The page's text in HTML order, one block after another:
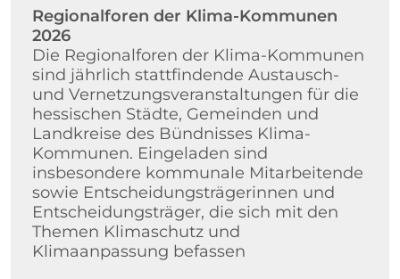
Regionalforen der Klima-Kommunen
2026
Die Regionalforen der Klima-Kommunen
sind jährlich stattfindende Austausch-
und Vernetzungsveranstaltungen für die
hessischen Städte, Gemeinden und
Landkreise des Bündnisses Klima-
Kommunen. Eingeladen sind
insbesondere kommunale Mitarbeitende
sowie Entscheidungsträgerinnen und
Entscheidungsträger, die sich mit den
Themen Klimaschutz und
Klimaanpassung befassen